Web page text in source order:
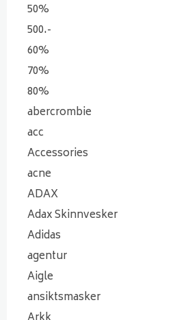
50%
500.-
60%
70%
80%
abercrombie
acc
Accessories
acne
ADAX
Adax Skinnvesker
Adidas
agentur
Aigle
ansiktsmasker